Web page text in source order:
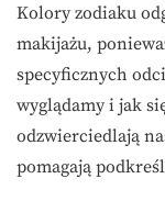
Kolory zodiaku
makijażu,
specyficznych
wyglądamy i jak
odzwierciedlają
pomagają